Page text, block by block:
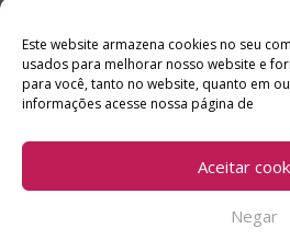
Este website armazena cookies no seu
usados ​​para melhorar nosso website e
para você, tanto no website, quanto em
informações acesse nossa página de
Aceitar
Negar